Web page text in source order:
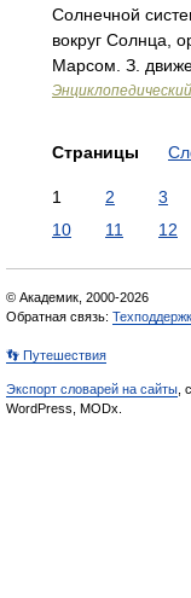
Солнечной
вокруг Солнца,
Марсом. З.
Страницы
1 2 3
10
11 12
© Академик, 2000-2026
Обратная связь:
👣 Путешествия
Экспорт словарей на сайты ,
WordPress, MODx.